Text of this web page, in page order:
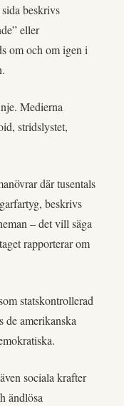
beskrivs
eller
om och om igen i
Medierna
stridslystet,
där tusentals
beskrivs
– det vill säga
rapporterar om
statskontrollerad
de amerikanska
sociala krafter
ändlösa